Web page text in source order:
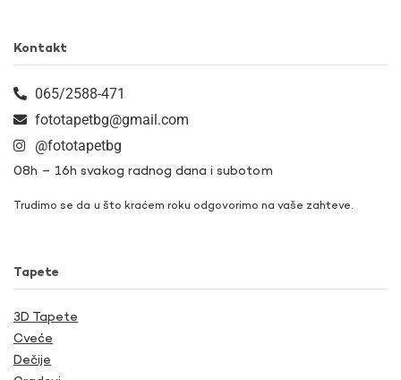
Kontakt
065/2588-471
fototapetbg@gmail.com
@fototapetbg
08h – 16h svakog radnog dana i subotom
Trudimo se da u što kraćem roku odgovorimo na vaše zahteve.
Tapete
3D Tapete
Cveće
Dečije